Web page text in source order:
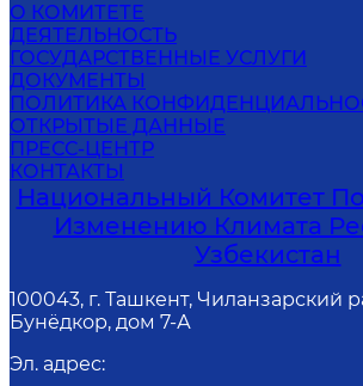
О КОМИТЕТЕ
ДЕЯТЕЛЬНОСТЬ
ГОСУДАРСТВЕННЫЕ УСЛУГИ
ДОКУМЕНТЫ
ПОЛИТИКА
ОТКРЫТЫЕ ДАННЫЕ
ПРЕСС-ЦЕНТР
КОНТАКТЫ
Национальный Комитет
Изменению Климата
Узбекистан
100043, г. Ташкент, Чиланзарский
Бунёдкор, дом 7-А
Эл. адрес: